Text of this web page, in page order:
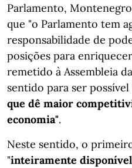
Parlamento,
que "o Parlamento tem
responsabilidade de
posições para
remetido à Assembleia
sentido para ser possível
que dê maior
economia".
Neste sentido, o
"inteiramente